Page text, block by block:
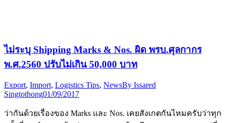
ไม่ระบุ Shipping Marks & Nos. ผิด พรบ.ศุลกากร
พ.ศ.2560 ปรับไม่เกิน 50,000 บาท
Export, Import, Logistics Tips, NewsBy Issared
Singtothong01/09/2017
ว่ากันด้วยเรื่องของ Marks และ Nos. เคยสังเกตกันไหมครับว่าทุก